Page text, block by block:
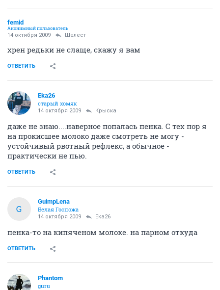
femid
Анонимный пользователь
14 октября 2009 Шелест
хрен редьки не слаще, скажу я вам
ОТВЕТИТЬ
Eka26
старый хомяк
14 октября 2009 Крыска
даже не знаю....наверное попалась пенка. С тех пор я
на прокисшее молоко даже смотреть не могу -
устойчивый рвотный рефлекс, а обычное -
практически не пью.
ОТВЕТИТЬ
G
GuimpLena
Белая Госпожа
14 октября 2009 Eka26
пенка-то на кипяченом молоке. на парном откуда
ОТВЕТИТЬ
Phantom
guru